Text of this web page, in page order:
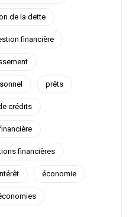
de la dette
financière
prêts
crédits
financières
économie